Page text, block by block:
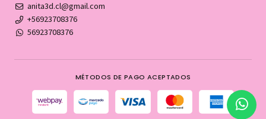
anita3d.cl@gmail.com
+56923708376
56923708376
MÉTODOS DE PAGO ACEPTADOS